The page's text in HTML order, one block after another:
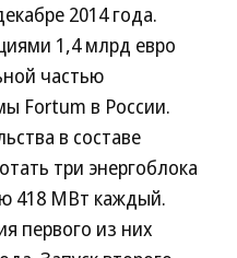
2014 года.
1,4 млрд евро
частью
Fortum в России.
в составе
три энергоблока
418 МВт каждый.
первого из них